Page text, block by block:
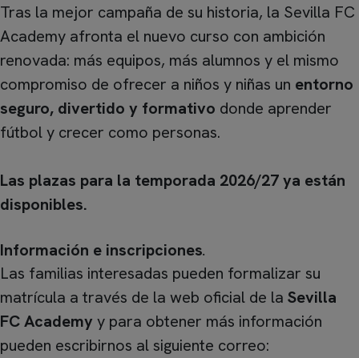
Tras la mejor campaña de su historia, la Sevilla FC
Academy afronta el nuevo curso con ambición
renovada: más equipos, más alumnos y el mismo
compromiso de ofrecer a niños y niñas un entorno
seguro, divertido y formativo donde aprender
fútbol y crecer como personas.
Las plazas para la temporada 2026/27 ya están
disponibles.
Información e inscripciones.
Las familias interesadas pueden formalizar su
matrícula a través de la web oficial de la Sevilla
FC Academy y para obtener más información
pueden escribirnos al siguiente correo: